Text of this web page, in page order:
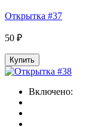
Открытка #37
50 ₽
Купить
Включено: